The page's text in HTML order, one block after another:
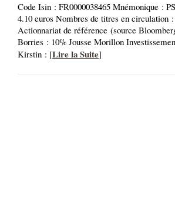
Code Isin : FR0000038465 Mnémonique :
4.10 euros Nombres de titres en
Actionnariat de référence (source
Borries : 10% Jousse Morillon
Kirstin : [Lire la Suite]